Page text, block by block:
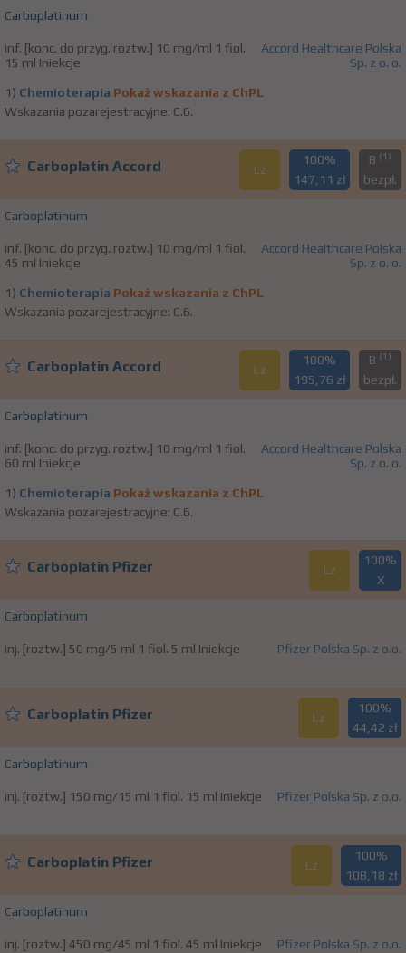
Carboplatinum
inf. [konc. do przyg. roztw.] 10 mg/ml 1 fiol.
15 ml Iniekcje
Accord Healthcare Polska
Sp. z o. o.
1) Chemioterapia Pokaż wskazania z ChPL
Wskazania pozarejestracyjne: C.6.
Carboplatin Accord Lz
100%
147,11 zł
B (1)
bezpł.
Carboplatinum
inf. [konc. do przyg. roztw.] 10 mg/ml 1 fiol.
45 ml Iniekcje
Accord Healthcare Polska
Sp. z o. o.
1) Chemioterapia Pokaż wskazania z ChPL
Wskazania pozarejestracyjne: C.6.
Carboplatin Accord Lz
100%
195,76 zł
B (1)
bezpł.
Carboplatinum
inf. [konc. do przyg. roztw.] 10 mg/ml 1 fiol.
60 ml Iniekcje
Accord Healthcare Polska
Sp. z o. o.
1) Chemioterapia Pokaż wskazania z ChPL
Wskazania pozarejestracyjne: C.6.
Carboplatin Pfizer Lz
100%
X
Carboplatinum
inj. [roztw.] 50 mg/5 ml 1 fiol. 5 ml Iniekcje Pfizer Polska Sp. z o.o.
Carboplatin Pfizer Lz
100%
44,42 zł
Carboplatinum
inj. [roztw.] 150 mg/15 ml 1 fiol. 15 ml Iniekcje Pfizer Polska Sp. z o.o.
Carboplatin Pfizer Lz
100%
108,18 zł
Carboplatinum
inj. [roztw.] 450 mg/45 ml 1 fiol. 45 ml Iniekcje Pfizer Polska Sp. z o.o.